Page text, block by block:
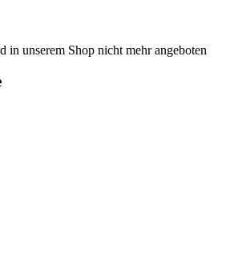
in unserem Shop nicht mehr angeboten